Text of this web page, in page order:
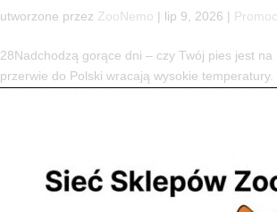
utworzone przez ZooNemo | lip 9, 2026 |
28Nadchodzą gorące dni – czy Twój pies jest
przerwie do Polski wracają wysokie